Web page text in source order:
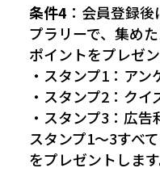
条件4 ：会員登録
プラリーで、集め
ポイントをプレゼ
・スタンプ1：ア
・スタンプ2：ク
・スタンプ3：広
スタンプ1〜3すべ
をプレゼントします